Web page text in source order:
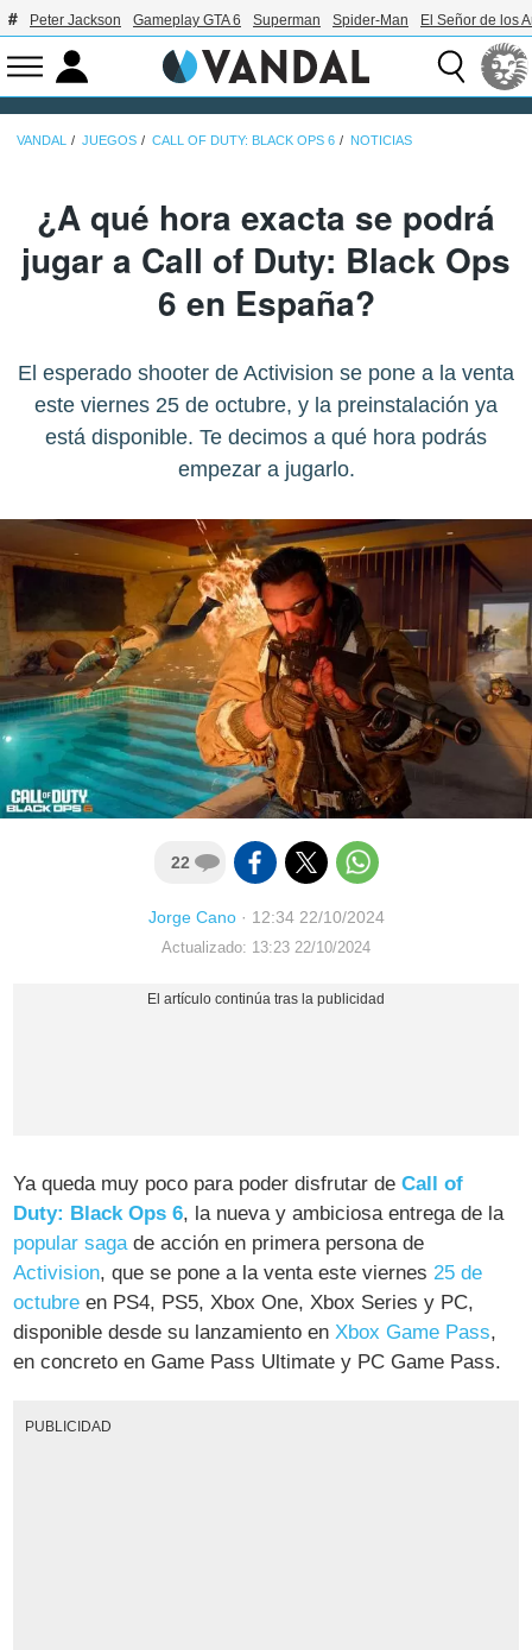
Peter Jackson Gameplay GTA 6 Superman Spider-Man El Señor de los
VANDAL JUEGOS CALL OF DUTY: BLACK OPS 6 NOTICIAS
¿A qué hora exacta se podrá
jugar a Call of Duty: Black Ops
6 en España?
El esperado shooter de Activision se pone a la venta
este viernes 25 de octubre, y la preinstalación ya
está disponible. Te decimos a qué hora podrás
empezar a jugarlo.
22
Jorge Cano· 12:34 22/10/2024
Actualizado: 13:23 22/10/2024
Ya queda muy poco para poder disfrutar deCall of
Duty: Black Ops 6, la nueva y ambiciosa entrega de la
popular sagade acción en primera persona de
Activision, que se pone a la venta este viernes25 de
octubre en PS4, PS5, Xbox One, Xbox Series y PC,
disponible desde su lanzamiento enXbox Game Pass,
en concreto en Game Pass Ultimate y PC Game Pass.
PUBLICIDAD